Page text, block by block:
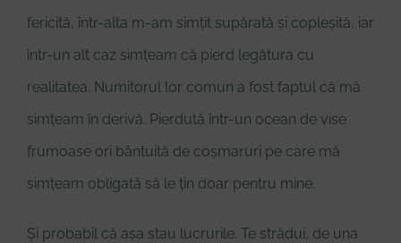
fericită, într-alta m-am simțit supărată și copleșită, iar
într-un alt caz simțeam că pierd legătura cu
realitatea. Numitorul lor comun a fost faptul că mă
simțeam în derivă. Pierdută într-un ocean de vise
frumoase ori bântuită de coșmaruri pe care mă
simțeam obligată să le țin doar pentru mine.
Și probabil că așa stau lucrurile. Te strădui, de una